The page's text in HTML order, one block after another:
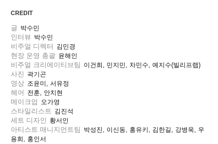
CREDIT
글 박수민
인터뷰 박수민
비주얼 디렉터 김민경
현장 운영 총괄 윤해인
비주얼 크리에이티브팀 이건희, 민지민, 차민수, 예지수(빌리프랩)
사진 곽기곤
영상 조윤미, 서유정
헤어 전훈, 안치현
메이크업 오가영
스타일리스트 김진석
세트 디자인 황서인
아티스트 매니지먼트팀 박성진, 이신동, 홍유키, 김한길, 강병욱, 우
용희, 홍인서